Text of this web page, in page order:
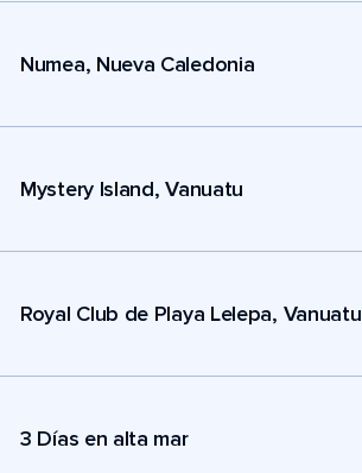
Numea, Nueva Caledonia
Mystery Island, Vanuatu
Royal Club de Playa Lelepa, Vanuatu
3 Días en alta mar